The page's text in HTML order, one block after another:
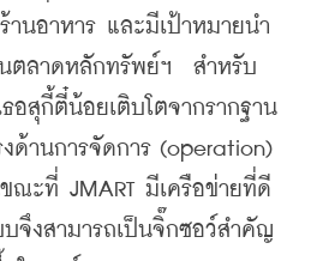
านอาหาร และมีเป้าหมายนำ
ตลาดหลักทรัพย์ฯ  สำหรับ
อสุกี้ตี๋น้อยเติบโตจากรากฐาน
ด้านการจัดการ (operation)
ณะที่ JMART มีเครือข่ายที่ดี
บจึงสามารถเป็นจิ๊กซอว์สำคัญ